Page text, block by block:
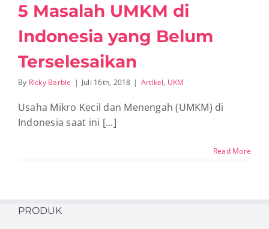
5 Masalah UMKM di
Indonesia yang Belum
Terselesaikan
By Ricky Barble | Juli 16th, 2018 | Artikel, UKM
Usaha Mikro Kecil dan Menengah (UMKM) di
Indonesia saat ini [...]
Read More
PRODUK